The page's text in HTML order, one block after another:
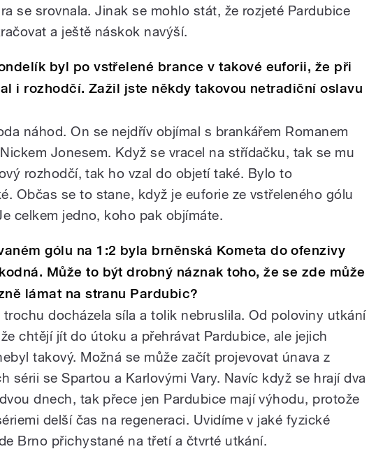
se srovnala. Jinak se mohlo stát, že rozjeté Pardubice
a ještě náskok navýší.
byl po vstřelené brance v takové euforii, že při
i rozhodčí. Zažil jste někdy takovou netradiční oslavu
náhod. On se nejdřív objímal s brankářem Romanem
Jonesem. Když se vracel na střídačku, tak se mu
rozhodčí, tak ho vzal do objetí také. Bylo to
Občas se to stane, když je euforie ze vstřeleného gólu
celkem jedno, koho pak objímáte.
gólu na 1:2 byla brněnská Kometa do ofenzivy
Může to být drobný náznak toho, že se zde může
lámat na stranu Pardubic?
trochu docházela síla a tolik nebruslila. Od poloviny utkání
chtějí jít do útoku a přehrávat Pardubice, ale jejich
takový. Možná se může začít projevovat únava z
sérii se Spartou a Karlovými Vary. Navíc když se hrají dva
dnech, tak přece jen Pardubice mají výhodu, protože
delší čas na regeneraci. Uvidíme v jaké fyzické
Brno přichystané na třetí a čtvrté utkání.